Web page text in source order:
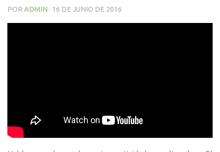
POR ADMIN · 16 DE JUNIO DE 2016